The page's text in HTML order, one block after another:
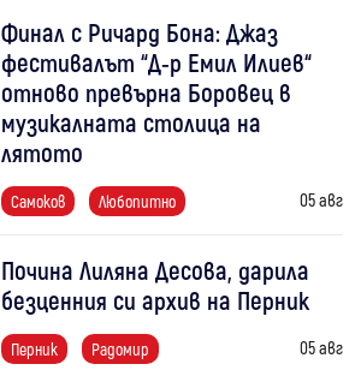
Финал с Ричард Бона: Джаз
фестивалът “Д-р Емил Илиев“
отново превърна Боровец в
музикалната столица на
лятото
Самоков Любопитно 05 авг
Почина Лиляна Десова, дарила
безценния си архив на Перник
Перник Радомир 05 авг